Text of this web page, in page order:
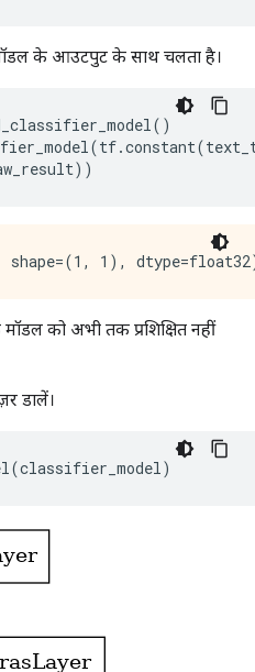
के आउटपुट के साथ चलता है।
()
(tf.constant(
))
को अभी तक प्रशिक्षित नहीं
डालें।
(classifier_model)